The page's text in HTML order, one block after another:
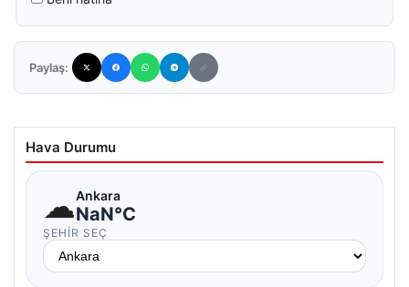
Paylaş:
Hava Durumu
☁Ankara
NaN°C
ŞEHIR SEÇ